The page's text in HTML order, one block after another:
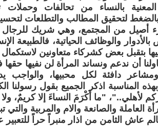
بالنساء من تحالفات وحملات
لتحقيق المطالب والتطلعات
أصيل من المجتمع، وهي شريك للرجال
والوظائف الحياتية، فالطبيعة
بتقبل بعض كشركاء متعاونين لاستكمال
أن ندعم ونساند المرأة لن نفيها
دافئة لكل محبيها، والواجب
المناسبة اذكر الجميع بقول
لأهلي.."، "ما أَكْرَمَ النساءَ إلا كريمٌ، ولا
العاملة والصانعة والام والمربية
عاش الثامن من اذار منبراً حراً